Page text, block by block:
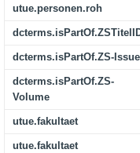
utue.personen.roh
dcterms.isPartOf.ZS-Issue
dcterms.isPartOf.ZS-
Volume
utue.fakultaet
utue.fakultaet